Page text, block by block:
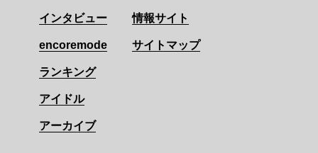
インタビュー
encoremode
ランキング
アイドル
アーカイブ
情報サイト
サイトマップ